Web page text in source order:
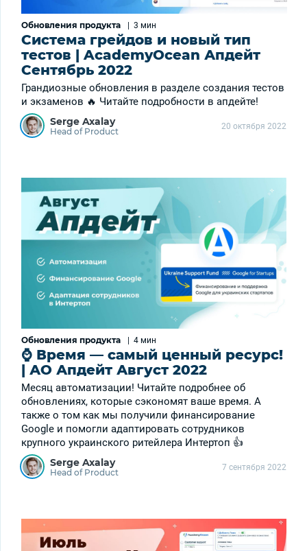
Обновления продукта 3 мин
Система грейдов и новый тип
тестов | AcademyOcean Апдейт
Сентябрь 2022
Грандиозные обновления в разделе создания тестов
и экзаменов 🔥 Читайте подробности в апдейте!
Serge Axalay
Head of Product 20 октября 2022
Обновления продукта 4 мин
⌚ Время — самый ценный ресурс!
| АО Апдейт Август 2022
Месяц автоматизации! Читайте подробнее об
обновлениях, которые сэкономят ваше время. А
также о том как мы получили финансирование
Google и помогли адаптировать сотрудников
крупного украинского ритейлера Интертоп 👍
Serge Axalay
Head of Product 7 сентября 2022